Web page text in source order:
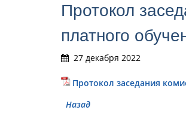
Протокол
платного
27 декабря 2022
Протокол заседания
Назад